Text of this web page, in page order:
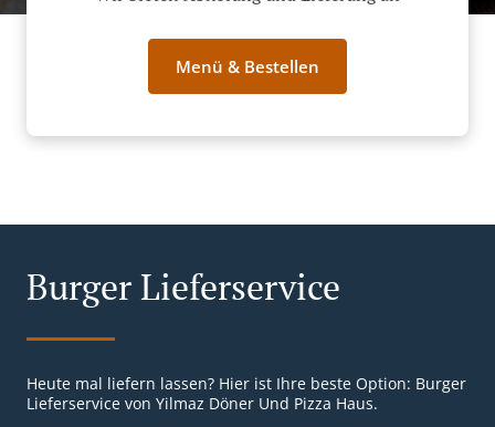
Menü & Bestellen
Burger Lieferservice
Heute mal liefern lassen? Hier ist Ihre beste Option: Burger
Lieferservice von Yilmaz Döner Und Pizza Haus.